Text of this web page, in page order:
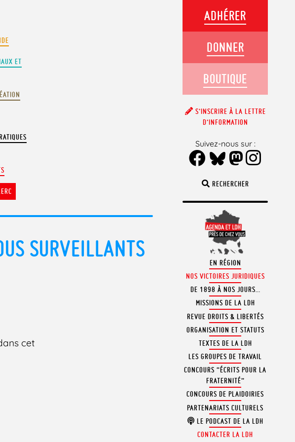
ET
SURVEILLANTS
cet
RECHERCHER
EN RÉGION
NOS VICTOIRES JURIDIQUES
DE 1898 À NOS JOURS…
MISSIONS DE LA LDH
REVUE DROITS & LIBERTÉS
ORGANISATION ET STATUTS
TEXTES DE LA LDH
LES GROUPES DE TRAVAIL
CONCOURS “ÉCRITS POUR LA
FRATERNITÉ”
CONCOURS DE PLAIDOIRIES
PARTENARIATS CULTURELS
LE PODCAST DE LA LDH
CONTACTER LA LDH
ADHÉRER
DONNER
BOUTIQUE
S’INSCRIRE À LA LETTRE
D’INFORMATION
Suivez-nous sur :